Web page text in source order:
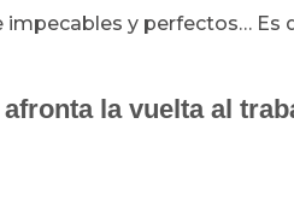
impecables y perfectos… Es
la vuelta al